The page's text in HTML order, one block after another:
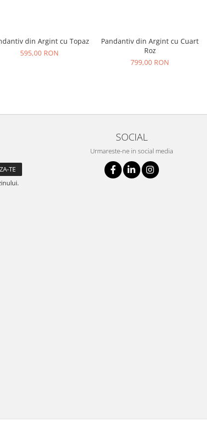
din Argint cu Topaz
595,00 RON
Pandantiv din Argint cu Cuart
Roz
799,00 RON
SOCIAL
Urmareste-ne in social media